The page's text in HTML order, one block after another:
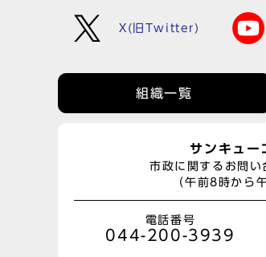
X(旧Twitter)
組織一覧
サンキュー
市政に関するお問い
（午前8時から
電話番号
044-200-3939